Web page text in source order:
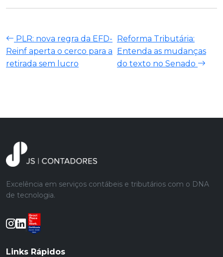
PLR: nova regra da EFD-
Reinf aperta o cerco para a
retirada sem lucro
Reforma Tributária:
Entenda as mudanças
do texto no Senado
Excelência em serviços contábeis e tributários com o DNA
de tecnologia.
Links Rápidos